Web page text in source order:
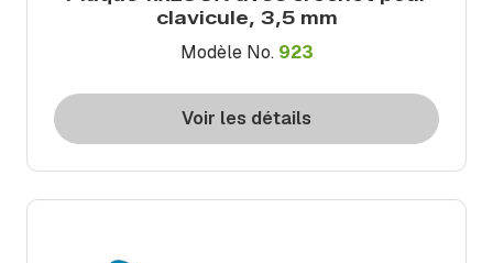
clavicule, 3,5 mm
Modèle No. 923
Voir les détails